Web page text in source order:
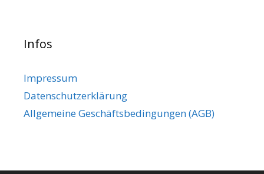
Infos
Impressum
Datenschutzerklärung
Allgemeine Geschäftsbedingungen (AGB)